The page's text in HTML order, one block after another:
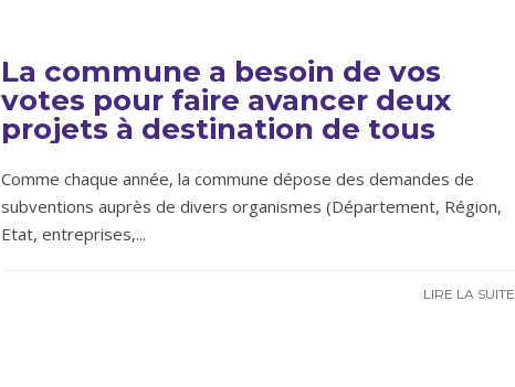
La commune a besoin de vos
votes pour faire avancer deux
projets à destination de tous
Comme chaque année, la commune dépose des demandes de
subventions auprès de divers organismes (Département, Région,
Etat, entreprises,...
LIRE LA SUITE